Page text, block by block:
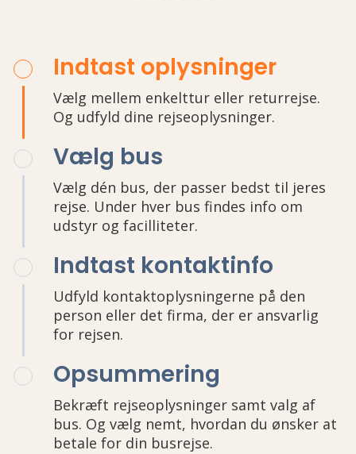
Indtast oplysninger
Vælg mellem enkelttur eller returrejse.
Og udfyld dine rejseoplysninger.
Vælg bus
Vælg dén bus, der passer bedst til jeres
rejse. Under hver bus findes info om
udstyr og facilliteter.
Indtast kontaktinfo
Udfyld kontaktoplysningerne på den
person eller det firma, der er ansvarlig
for rejsen.
Opsummering
Bekræft rejseoplysninger samt valg af
bus. Og vælg nemt, hvordan du ønsker at
betale for din busrejse.